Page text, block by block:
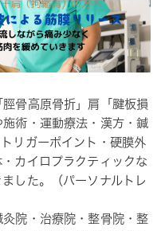
骨高原骨折」肩「腱板損
術・運動療法・漢方・鍼
リガーポイント・硬膜外
カイロプラクティックな
した。（パーソナルトレ
院・治療院・整骨院・整